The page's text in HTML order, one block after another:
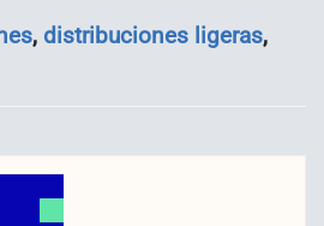
, distribuciones ligeras,